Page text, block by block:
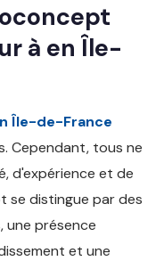
à en Île-
Île-de-France
Cependant, tous ne
d'expérience et de
se distingue par des
une présence
et une